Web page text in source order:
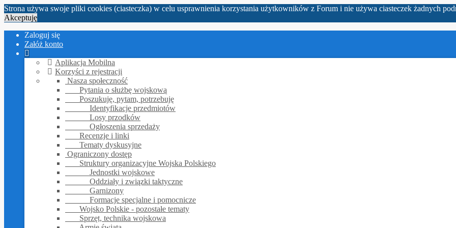
Strona używa swoje pliki cookies (ciasteczka) w celu usprawnienia korzystania użytkowników z Forum i nie używa ciasteczek żadnych
Akceptuję
Zaloguj się
Załóż konto
Aplikacja Mobilna
Korzyści z rejestracji
Nasza społeczność
Pytania o służbę wojskową
Poszukuję, pytam, potrzebuję
Identyfikacje przedmiotów
Losy przodków
Ogłoszenia sprzedaży
Recenzje i linki
Tematy dyskusyjne
Ograniczony dostęp
Struktury organizacyjne Wojska Polskiego
Jednostki wojskowe
Oddziały i związki taktyczne
Garnizony
Formacje specjalne i pomocnicze
Wojsko Polskie - pozostałe tematy
Sprzęt, technika wojskowa